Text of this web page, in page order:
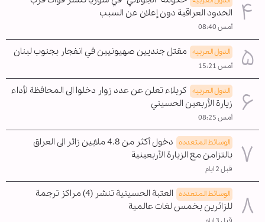
الحدود العراقية دون إعلان عن السبب
أمس 08:40
الدول العربیه مقتل جنديين صهيونيين في انفجار بجنوب لبنان
أمس 15:21
الدول العربیه كربلاء تعلن عن عدد زوار دخلوا الى المحافظة لأداء
زيارة الأربعين الحسيني
أمس 08:25
الوسائط المتعدده
دخول أكثر من 4.8 ملايين زائر الى العراق
بالتزامن مع الزيارة الأربعينية
قبل 2 ايام
الوسائط المتعدده
العتبة الحسينية تنشر (4) مراكز ترجمة
للزائرين بخمس لغات عالمية